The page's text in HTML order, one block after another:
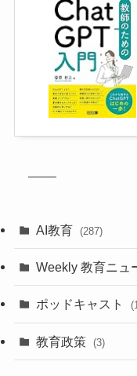
AI教育 (287)
Weekly 教育ニュ
ポッドキャスト
教育政策 (3)